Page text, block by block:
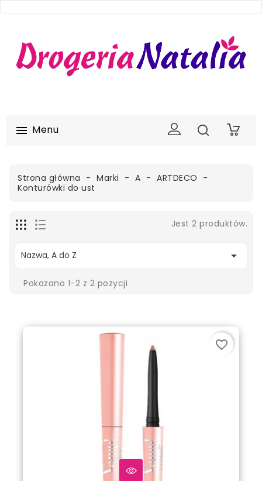
 Menu 0
Strona główna Marki A
ARTDECO
Konturówki do ust
Jest 2 produktów.
Nazwa, A do Z 
Pokazano 1-2 z 2 pozycji
favorite_border